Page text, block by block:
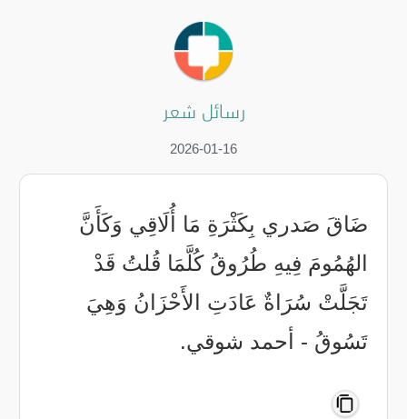
رسائل شعر
2026-01-16
‏ضَاقَ صَدري بِكَثْرَةِ مَا أُلَاقِي ‏وَكَأَنَّ
الهُمُومَ فِيهِ طُرُوقُ ‏كُلَّمَا قُلتُ قَدْ
تَجَلَّتْ سُرَاةٌ ‏عَادَتِ الأَحْزَانُ وَهِيَ
تَسُوقُ ‏- أحمد شوقي.